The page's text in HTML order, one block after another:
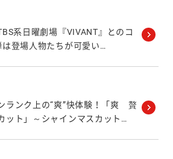
系日曜劇場『VIVANT』とのコ
登場人物たちが可愛い…
ランク上の“爽”快体験！「爽 贅
ット」～シャインマスカット …